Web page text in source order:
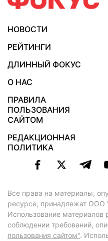
НОВОСТИ
РЕЙТИНГИ
ДЛИННЫЙ ФОКУС
О НАС
ПРАВИЛА
ПОЛЬЗОВАНИЯ
САЙТОМ
РЕДАКЦИОННАЯ
ПОЛИТИКА
Все права на материалы,
ресурсе, принадлежат
Использование материалов
соблюдении требований,
пользования сайтом".